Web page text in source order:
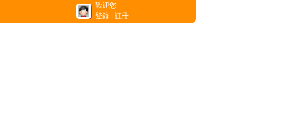
歡迎您
登錄
註冊